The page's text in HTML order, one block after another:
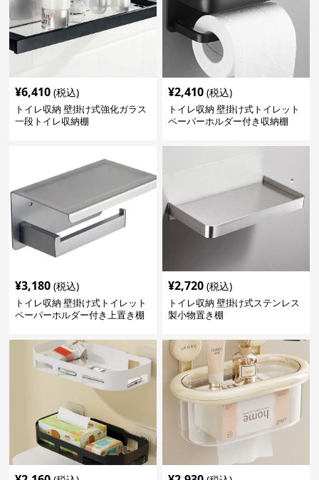
¥6,410 (税込)
トイレ収納 壁掛け式強化ガラス
一段トイレ収納棚
¥2,410 (税込)
トイレ収納 壁掛け式トイレット
ペーパーホルダー付き収納棚
¥3,180 (税込)
トイレ収納 壁掛け式トイレット
ペーパーホルダー付き上置き棚
¥2,720 (税込)
トイレ収納 壁掛け式ステンレス
製小物置き棚